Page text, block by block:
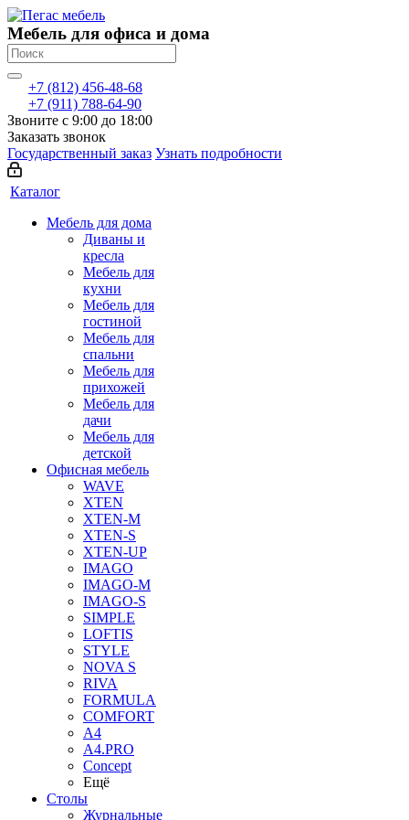
Мебель для офиса и дома
+7 (812) 456-48-68
+7 (911) 788-64-90
Звоните с 9:00 до 18:00
Заказать звонок
Государственный заказ Узнать подробности
Каталог
Мебель для дома
Диваны и
кресла
Мебель для
кухни
Мебель для
гостиной
Мебель для
спальни
Мебель для
прихожей
Мебель для
дачи
Мебель для
детской
Офисная мебель
WAVE
XTEN
XTEN-M
XTEN-S
XTEN-UP
IMAGO
IMAGO-M
IMAGO-S
SIMPLE
LOFTIS
STYLE
NOVA S
RIVA
FORMULA
COMFORT
A4
A4.PRO
Concept
Ещё
Столы
Журнальные